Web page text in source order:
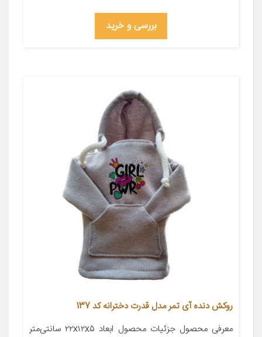
بررسی و خرید
روکش دنده آی تمر مدل قدرت دخترانه کد 137
معرفی محصول جزئیات محصول ابعاد ۲۲x۱۲x۵ سانتی‌متر